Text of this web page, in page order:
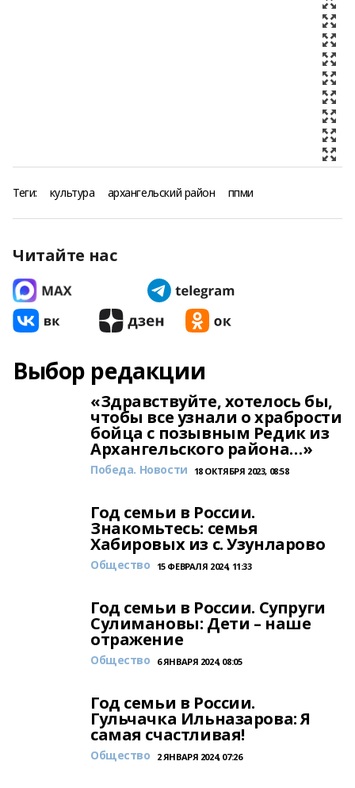
Теги: культура архангельский район ппми
Читайте нас
Выбор редакции
«Здравствуйте, хотелось бы,
чтобы все узнали о храбрости
бойца с позывным Редик из
Архангельского района…»
Победа. Новости 18 ОКТЯБРЯ 2023, 08:58
Год семьи в России.
Знакомьтесь: семья
Хабировых из с. Узунларово
Общество 15 ФЕВРАЛЯ 2024, 11:33
Год семьи в России. Супруги
Сулимановы: Дети – наше
отражение
Общество 6 ЯНВАРЯ 2024, 08:05
Год семьи в России.
Гульчачка Ильназарова: Я
самая счастливая!
Общество 2 ЯНВАРЯ 2024, 07:26